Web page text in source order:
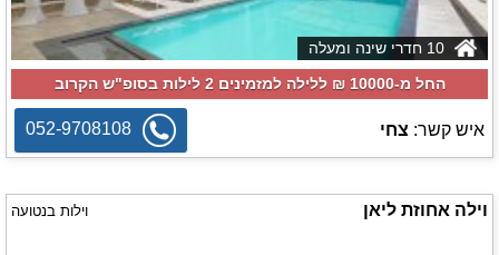
החל מ-‏10000 ₪ ללילה למזמינים 2 לילות בסופ"ש הקרוב
איש קשר: צחי 052-9708108
וילה אחוזת ליאן וילות בנטועה